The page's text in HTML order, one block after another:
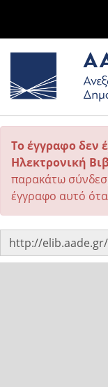
Το έγγραφο δεν
Ηλεκτρονική
παρακάτω
έγγραφο αυτό